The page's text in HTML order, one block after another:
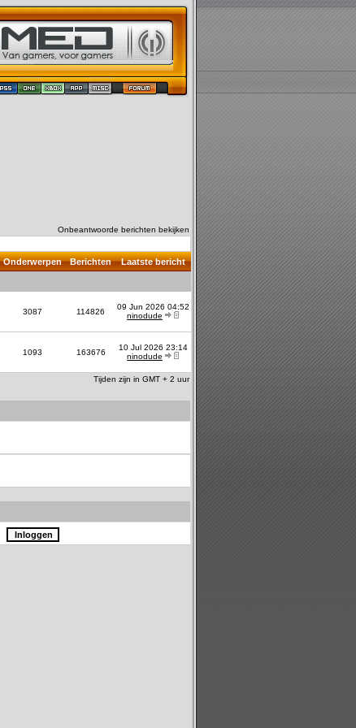
Onbeantwoorde berichten bekijken
Onderwerpen Berichten Laatste bericht
3087 114826
09 Jun 2026 04:52
ninodude
1093 163676
10 Jul 2026 23:14
ninodude
Tijden zijn in GMT + 2 uur